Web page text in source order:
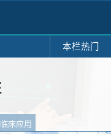
本栏热门
床应用